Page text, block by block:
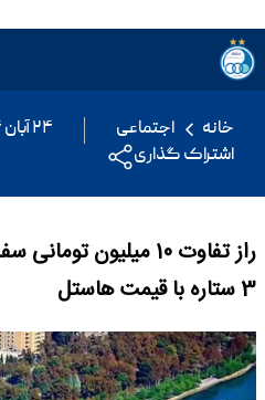
خانه اجتماعی ۲۴ آبان ۱۴۰۴
اشتراک گذاری
راز تفاوت 10 میلیون
3 ستاره با قیمت هاستل